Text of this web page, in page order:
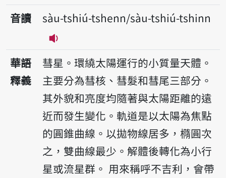
音讀
sàu-tshiú-tshenn/sàu-tshiú-tshinn
播放音讀sàu-tshiú-tshenn/sàu-
華語
釋義
彗星。環繞太陽運行的小質量天體。
主要分為彗核、彗髮和彗尾三部分。
其外貌和亮度均隨著與太陽距離的遠
近而發生變化。軌道是以太陽為焦點
的圓錐曲線。以拋物線居多，橢圓次
之，雙曲線最少。解體後轉化為小行
星或流星群。 用來稱呼不吉利，會帶